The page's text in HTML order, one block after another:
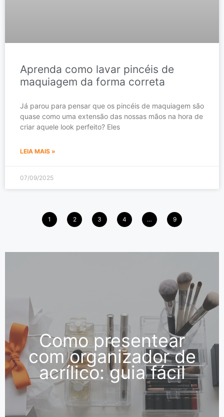
Aprenda como lavar pincéis de
maquiagem da forma correta
Já parou para pensar que os pincéis de maquiagem são
quase como uma extensão das nossas mãos na hora de
criar aquele look perfeito? Eles
LEIA MAIS »
07/09/2025
1 2 3 4 … 9
Como presentear
com organizador de
acrílico: guia fácil